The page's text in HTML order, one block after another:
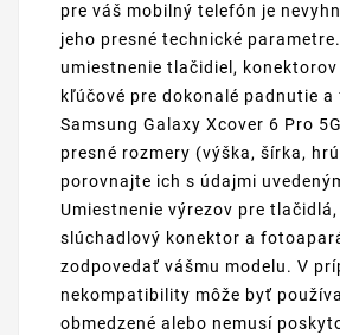
pre váš mobilný telefón je
jeho presné technické
umiestnenie tlačidiel, konektorov
kľúčové pre dokonalé padnutie
Samsung Galaxy Xcover 6 Pro
presné rozmery (výška, šírka,
porovnajte ich s údajmi
Umiestnenie výrezov pre
slúchadlový konektor a
zodpovedať vášmu modelu. V
nekompatibility môže byť
obmedzené alebo nemusí